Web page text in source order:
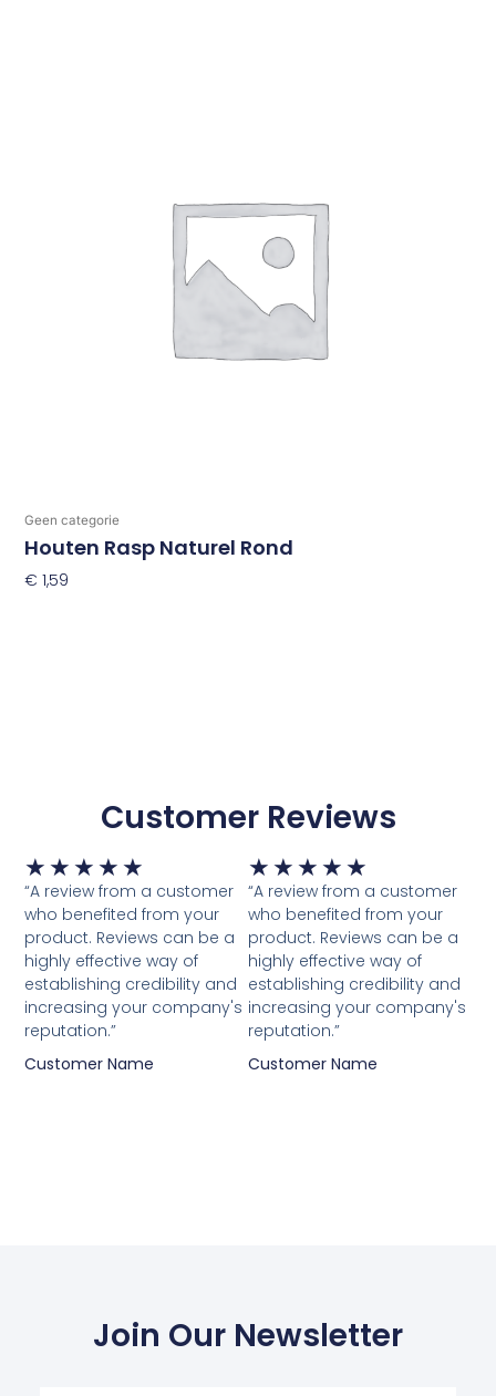
Geen categorie
Houten Rasp Naturel Rond
€ 1,59
Customer Reviews
★ ★ ★ ★ ★ Waardering
5
van
5
“A review from a customer
who benefited from your
product. Reviews can be a
highly effective way of
establishing credibility and
increasing your company's
reputation.”
Customer Name
★ ★ ★ ★ ★
5
van
5
“A review from a customer
who benefited from your
product. Reviews can be a
highly effective way of
establishing credibility and
increasing your company's
reputation.”
Customer Name
Join Our Newsletter